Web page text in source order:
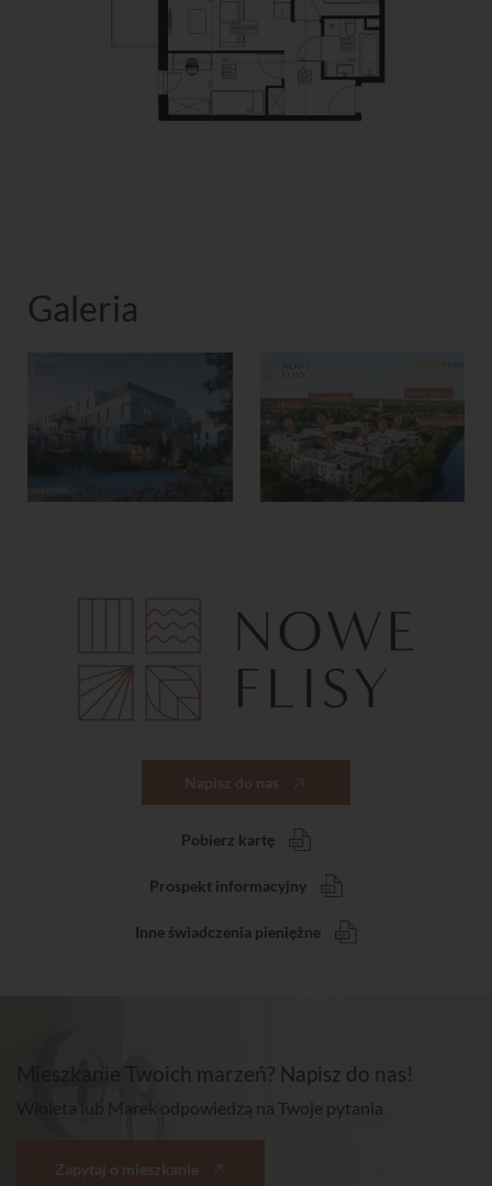
Galeria
Napisz do nas
Pobierz kartę
Prospekt informacyjny
Inne świadczenia pieniężne
Mieszkanie Twoich marzeń? Napisz do nas!
Wioleta lub Marek odpowiedzą na Twoje pytania
Zapytaj o mieszkanie